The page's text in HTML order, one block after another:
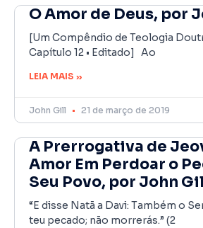
O Amor de Deus, por
[Um Compêndio de Teologia
Capítulo 12 • Editado] Ao
LEIA MAIS »
John Gill 21 de março de 2019
A Prerrogativa de
Amor Em Perdoar o
Seu Povo, por John
“E disse Natã a Davi: Também o
teu pecado; não morrerás.” (2